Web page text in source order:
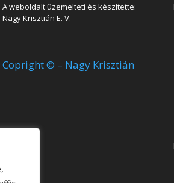
A weboldalt üzemelteti és készítette:
Nagy Krisztián E. V.
Copright © – Nagy Krisztián